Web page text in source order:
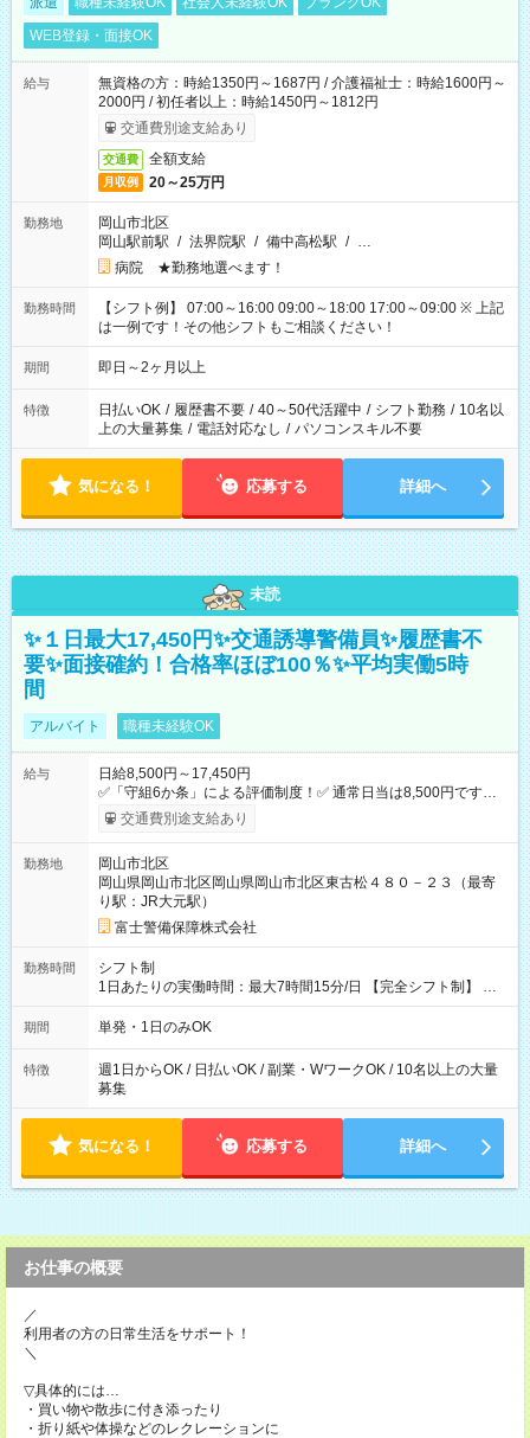
WEB登録・面接OK
給与
無資格の方：時給1350円～1687円 / 介護福祉士：時給1600円～
2000円 / 初任者以上：時給1450円～1812円
交通費別途支給あり
交通費 全額支給
月収例 20～25万円
勤務地
岡山市北区
岡山駅前駅 / 法界院駅 / 備中高松駅 / …
病院 ★勤務地選べます！
勤務時間
【シフト例】 07:00～16:00 09:00～18:00 17:00～09:00 ※ 上記
は一例です！その他シフトもご相談ください！
期間 即日～2ヶ月以上
特徴 日払いOK / 履歴書不要 / 40～50代活躍中 / シフト勤務 / 10名以
上の大量募集 / 電話対応なし / パソコンスキル不要
気になる！ 応募する 詳細へ
未読
✨１日最大17,450円✨交通誘導警備員✨履歴書不
要✨面接確約！合格率ほぼ100％✨平均実働5時
間
アルバイト 職種未経験OK
給与
日給8,500円～17,450円
✅「守組6か条」による評価制度！✅ 通常日当は8,500円ですが
上記評価制度により「S級隊員」と認定されれば10,000円の日当
を支給します。 (1)上記勤務者が交通2級資格者の場合10,000円
14,375円 (3)上記現場が日祝深夜の場合 17,250円 (4)上記勤務
者が現場までの運転者の場合17,250+200円＝17,450円 -----------
------------------------------- *最高日当額 17,450円* （実働時間5
時間の場合、時給3,490円） ------------------------------------------ よ
り上位の資格取得やリーダー手当を取得すると ”さらに”加算さ
れます！ ※日当支給時振込手数料等は一切ありません。 【試用
期間】試用期間なし
交通費別途支給あり
勤務地
岡山市北区
岡山県岡山市北区岡山県岡山市北区東古松４８０－２３（最寄
り駅：JR大元駅）
富士警備保障株式会社
勤務時間
シフト制
1日あたりの実働時間：最大7時間15分/日 【完全シフト制】 例
(1) 8：00~17:00（休憩１h） 例(2) 13:00~16:00（早上がりでも
全額支給！） 例(3) 21:00~5:00（夜勤なら日当1.25倍！！）
期間 単発・1日のみOK
特徴
週1日からOK / 日払いOK / 副業・WワークOK / 10名以上の大量
募集
気になる！ 応募する 詳細へ
お仕事の概要
／
利用者の方の日常生活をサポート！
＼
▽具体的には…
・買い物や散歩に付き添ったり
・折り紙や体操などのレクレーションに